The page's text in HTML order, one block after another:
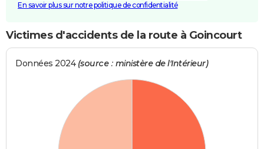
En savoir plus sur notre politique de confidentialité
Victimes d'accidents de la route à Goincourt
Données 2024 (source : ministère de l'Intérieur)